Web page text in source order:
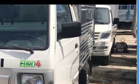
Xe tải Foton 990kg